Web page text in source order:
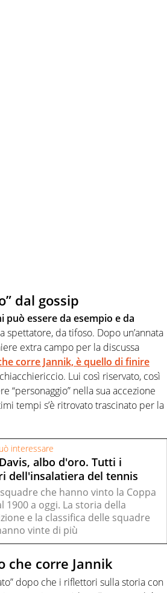
dal gossip
essere da esempio e da
spettatore, da tifoso. Dopo un’annata
extra campo per la discussa
corre Jannik, è quello di finire
Lui così riservato, così
“personaggio” nella sua accezione
tempi s’è ritrovato trascinato per la
interessare
albo d'oro. Tutti i
dell'insalatiera del tennis
che hanno vinto la Coppa
1900 a oggi. La storia della
e la classifica delle squadre
vinte di più
che corre Jannik
dopo che i riflettori sulla storia con